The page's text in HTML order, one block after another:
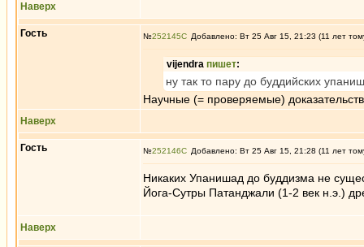
Наверх
Гость №252145 Добавлено: Вт 25 Авг 15, 21:23 (11 лет
vijendra пишет:
ну так то пару до буддийских
Научные (= проверяемые)
Наверх
Гость №252146 Добавлено: Вт 25 Авг 15, 21:28 (11 лет
Никаких Упанишад до буддизма не
Йога-Сутры Патанджали (1-2 век н.э.)
Наверх